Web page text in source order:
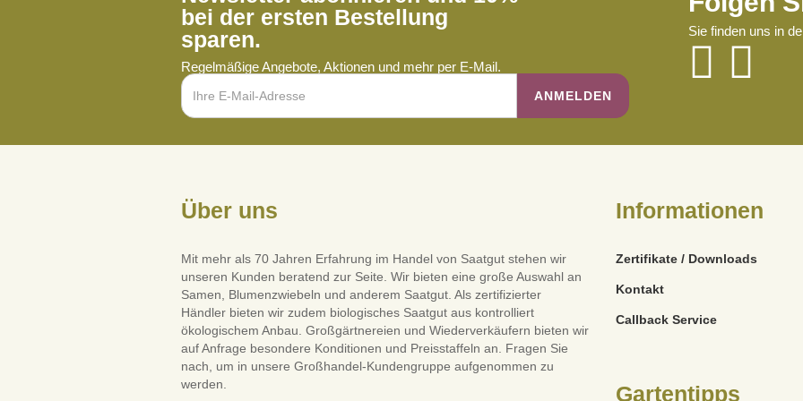
bei der ersten Bestellung
sparen.
Regelmäßige Angebote, Aktionen und mehr per E-Mail.
Sie finden uns in
Über uns
Mit mehr als 70 Jahren Erfahrung im Handel von Saatgut stehen wir
unseren Kunden beratend zur Seite. Wir bieten eine große Auswahl an
Samen, Blumenzwiebeln und anderem Saatgut. Als zertifizierter
Händler bieten wir zudem biologisches Saatgut aus kontrolliert
ökologischem Anbau. Großgärtnereien und Wiederverkäufern bieten wir
auf Anfrage besondere Konditionen und Preisstaffeln an. Fragen Sie
nach, um in unsere Großhandel-Kundengruppe aufgenommen zu
werden.
Informationen
Zertifikate / Downloads
Kontakt
Callback Service
Gartentipps